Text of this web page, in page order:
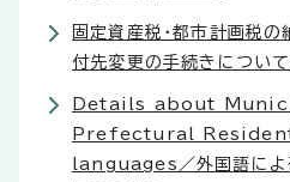
固定資産税・都市計画税の
付先変更の手続きについて
Details about
Prefectural
languages／外国語によ